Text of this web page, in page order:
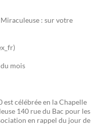
: sur votre
du mois
est célébrée en la Chapelle
140 rue du Bac pour les
en rappel du jour de